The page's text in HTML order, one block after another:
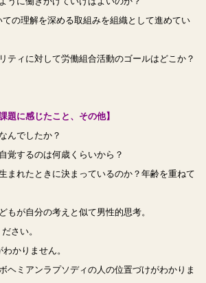
ての理解を深める取組みを組織として進めてい
ティに対して労働組合活動のゴールはどこか？
題に感じたこと、その他】
んでしたか？
覚するのは何歳くらいから？
まれたときに決まっているのか？年齢を重ねて
もが自分の考えと似て男性的思考。
さい。
かりません。
ヘミアンラプソディの人の位置づけがわかりま